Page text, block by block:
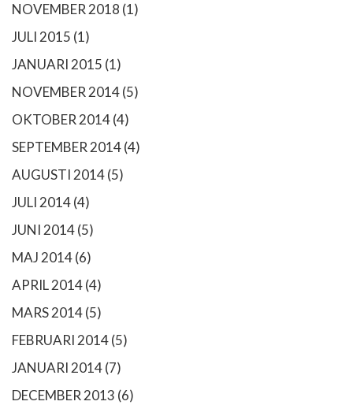
NOVEMBER 2018 (1)
JULI 2015 (1)
JANUARI 2015 (1)
NOVEMBER 2014(5)
OKTOBER 2014(4)
SEPTEMBER 2014(4)
AUGUSTI 2014(5)
JULI 2014(4)
JUNI 2014(5)
MAJ 2014(6)
APRIL 2014(4)
MARS 2014(5)
FEBRUARI 2014(5)
JANUARI 2014(7)
DECEMBER 2013 (6)